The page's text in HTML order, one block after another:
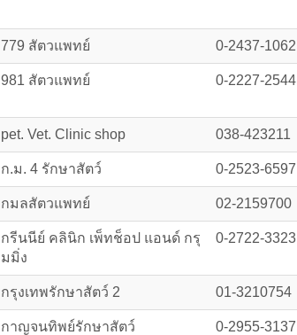
779 สัตวแพทย์ 0-2437-1062
981 สัตวแพทย์ 0-2227-2544
pet. Vet. Clinic shop 038-423211
ก.ม. 4 รักษาสัตว์ 0-2523-6597
กมลสัตวแพทย์ 02-2159700
กรีนนีย์ คลินิก เพ็ทช็อป แอนด์ กรุ
มมิ่ง
0-2722-3323
กรุงเทพรักษาสัตว์ 2 01-3210754
กาญจนทิพย์รักษาสัตว์ 0-2955-3137